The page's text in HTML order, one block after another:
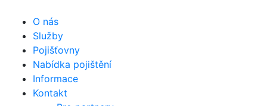
O nás
Služby
Pojišťovny
Nabídka pojištění
Informace
Kontakt